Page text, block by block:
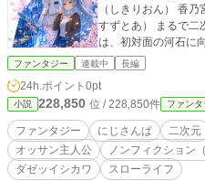
（しきりおん） 香
すずとあ） まるで二次元から抜け出してきたような三姉妹
は、初対面の河石に向
から、あなたは私たちのぱぱり
とり分だった食卓に
彼女たちは、ただの
ただの偶然でもない。 古い寺に残された記憶か。 名前を
れなかった誰かの祈
三人の娘たちが色を灯していく。 こ
家族を渡されたオッ
ファンタジー 連載中 長編
24h.ポイント 0pt
小説 228,850 位 / 228,850件 ファンタ
ファンタジー にじさんぱ 二次元
オッサン主人公
ノンフィクション
ダゼッイシカワ
スローライフ